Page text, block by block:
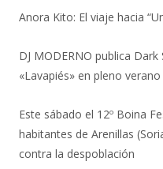
Anora Kito: El viaje hacia
DJ MODERNO publica
«Lavapiés» en pleno
Este sábado el 12º Boina
habitantes de Arenillas
contra la despoblación